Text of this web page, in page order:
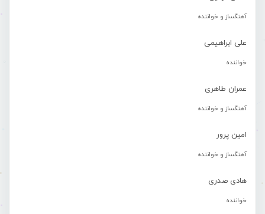
آهنگساز و خواننده
علی ابراهیمی
خواننده
عمران طاهری
آهنگساز و خواننده
امین پرور
آهنگساز و خواننده
هادی صدری
خواننده